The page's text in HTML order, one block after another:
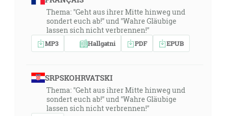
[Jn 1:29]
11:38
A dieťatko rástlo a silnelo duchom, plnené súc
11:59
A on bol v zálodí a spal na poduške. A zobudili ho a
povedali mu: Učiteľu, či nedbáš, že hynieme? [Mk 4:38]
Thema: "Geht aus ihrer Mitte hinweg und
sondert euch ab!" und "Wahre Gläubige
lassen sich nicht verbrennen!"
MP3 Hallgatni PDF EPUB
SRPSKOHRVATSKI
Thema: "Geht aus ihrer Mitte hinweg und
sondert euch ab!" und "Wahre Gläubige
lassen sich nicht verbrennen!"